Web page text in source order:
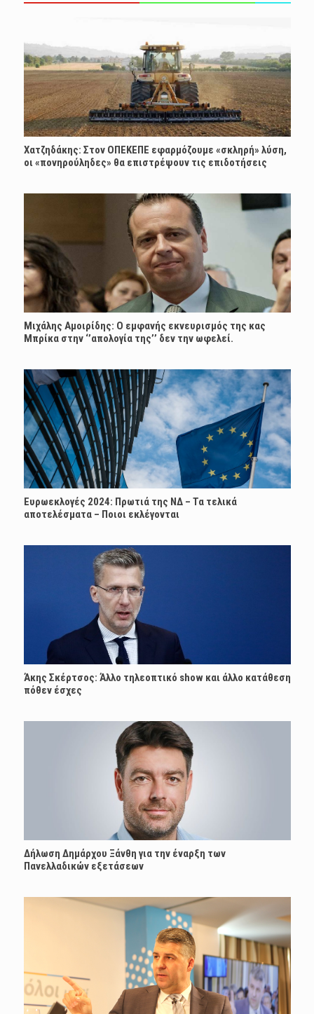
Χατζηδάκης: Στον ΟΠΕΚΕΠΕ εφαρμόζουμε «σκληρή» λύση,
οι «πονηρούληδες» θα επιστρέψουν τις επιδοτήσεις
Μιχάλης Αμοιρίδης: Ο εμφανής εκνευρισμός της κας
Μπρίκα στην ‘’απολογία της’’ δεν την ωφελεί.
Ευρωεκλογές 2024: Πρωτιά της ΝΔ – Τα τελικά
αποτελέσματα – Ποιοι εκλέγονται
Άκης Σκέρτσος: Άλλο τηλεοπτικό show και άλλο κατάθεση
πόθεν έσχες
Δήλωση Δημάρχου Ξάνθη για την έναρξη των
Πανελλαδικών εξετάσεων